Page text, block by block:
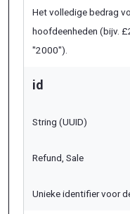
Het volledige bedrag
hoofdeenheden (bijv.
"2000").
id
String (UUID)
Refund, Sale
Unieke identifier voor